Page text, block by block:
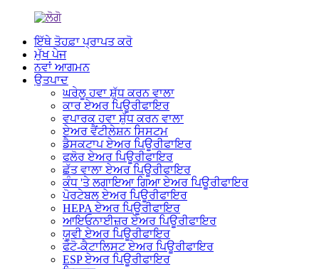
ਇੱਥੇ ਤੋਹਫ਼ਾ ਪ੍ਰਾਪਤ ਕਰੋ
ਮੁੱਖ ਪੇਜ
ਨਵਾਂ ਆਗਮਨ
ਉਤਪਾਦ
ਘਰੇਲੂ ਹਵਾ ਸ਼ੁੱਧ ਕਰਨ ਵਾਲਾ
ਕਾਰ ਏਅਰ ਪਿਊਰੀਫਾਇਰ
ਵਪਾਰਕ ਹਵਾ ਸ਼ੁੱਧ ਕਰਨ ਵਾਲਾ
ਏਅਰ ਵੈਂਟੀਲੇਸ਼ਨ ਸਿਸਟਮ
ਡੈਸਕਟਾਪ ਏਅਰ ਪਿਊਰੀਫਾਇਰ
ਫਲੋਰ ਏਅਰ ਪਿਊਰੀਫਾਇਰ
ਛੱਤ ਵਾਲਾ ਏਅਰ ਪਿਊਰੀਫਾਇਰ
ਕੰਧ 'ਤੇ ਲਗਾਇਆ ਗਿਆ ਏਅਰ ਪਿਊਰੀਫਾਇਰ
ਪੋਰਟੇਬਲ ਏਅਰ ਪਿਊਰੀਫਾਇਰ
HEPA ਏਅਰ ਪਿਊਰੀਫਾਇਰ
ਆਇਓਨਾਈਜ਼ਰ ਏਅਰ ਪਿਊਰੀਫਾਇਰ
ਯੂਵੀ ਏਅਰ ਪਿਊਰੀਫਾਇਰ
ਫੋਟੋ-ਕੈਟਾਲਿਸਟ ਏਅਰ ਪਿਊਰੀਫਾਇਰ
ESP ਏਅਰ ਪਿਊਰੀਫਾਇਰ